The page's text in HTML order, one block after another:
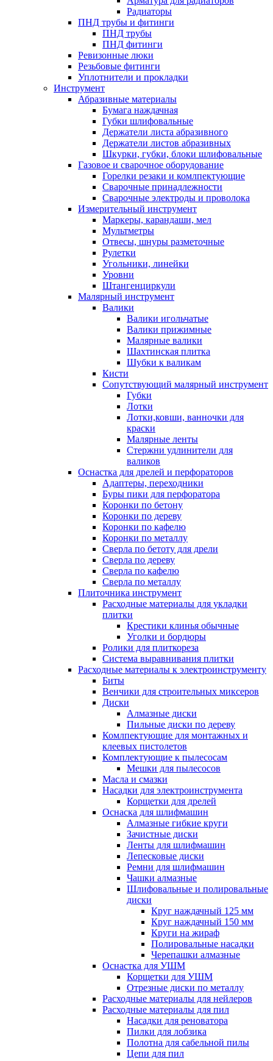
Радиаторы
ПНД трубы и фитинги
ПНД трубы
ПНД фитинги
Ревизонные люки
Резьбовые фитинги
Уплотнители и прокладки
Инструмент
Абразивные материалы
Бумага наждачная
Губки шлифовальные
Держатели листа абразивного
Держатели листов абразивных
Шкурки, губки, блоки шлифовальные
Газовое и сварочное оборудование
Горелки резаки и комлпектующие
Сварочные принадлежности
Сварочные электроды и проволока
Измерительный инструмент
Маркеры, карандаши, мел
Мультметры
Отвесы, шнуры разметочные
Рулетки
Угольники, линейки
Уровни
Штангенциркули
Малярный инструмент
Валики
Валики игольчатые
Валики прижимные
Малярные валики
Шахтинская плитка
Шубки к валикам
Кисти
Сопутствующий малярный инструмент
Губки
Лотки
Лотки,ковши, ванночки для
краски
Малярные ленты
Стержни удлинители для
валиков
Оснастка для дрелей и перфораторов
Адаптеры, переходники
Буры пики для перфоратора
Коронки по бетону
Коронки по дереву
Коронки по кафелю
Коронки по металлу
Сверла по бетоту для дрели
Сверла по дереву
Сверла по кафелю
Сверла по металлу
Плиточника инструмент
Расходные материалы для укладки
плитки
Крестики клинья обычные
Уголки и бордюры
Ролики для плиткореза
Система выравнивания плитки
Расходные материалы к электроинструменту
Биты
Венчики для строительных миксеров
Диски
Алмазные диски
Пильные диски по дереву
Комлпектующие для монтажных и
клеевых пистолетов
Комплектующие к пылесосам
Мешки для пылесосов
Масла и смазки
Насадки для электроинструмента
Корщетки для дрелей
Оснаска для шлифмашин
Алмазные гибкие круги
Зачистные диски
Ленты для шлифмашин
Лепесковые диски
Ремни для шлифмашин
Чашки алмазные
Шлифовальные и полировальные
диски
Круг наждачный 125 мм
Круг наждачный 150 мм
Круги на жираф
Полировальные насадки
Черепашки алмазные
Оснастка для УШМ
Корщетки для УШМ
Отрезные диски по металлу
Расходные материалы для нейлеров
Расходные материалы для пил
Насадки для реноватора
Пилки для лобзика
Полотна для сабельной пилы
Цепи для пил